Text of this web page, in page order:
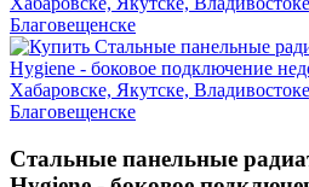
Стальные панельные